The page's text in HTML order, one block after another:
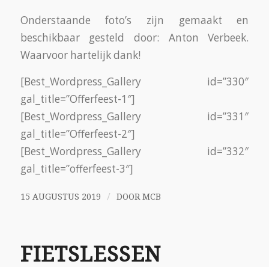
Gedurende de wintertijd is er een stop op het
geven van fietslessen. Dit is geen stop op de
opgave!
Bent u niet in de gelegenheid om te bellen of
om een e-mail te sturen, dan kunt u zich voor
de fietsles persoonlijk opgeven bij Ahmad
Bayae: elke woensdag van 10:00 tot 12:00 uur
tijdens de inloop, waar hij dan aanwezig is.
Na de lessen beheerst u het fietsen en kunt u
veilig deelnemen aan het verkeer!
fietsles”]